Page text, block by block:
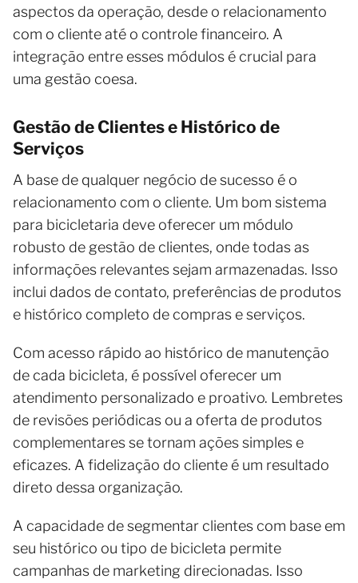
aspectos da operação, desde o relacionamento
com o cliente até o controle financeiro. A
integração entre esses módulos é crucial para
uma gestão coesa.
Gestão de Clientes e Histórico de
Serviços
A base de qualquer negócio de sucesso é o
relacionamento com o cliente. Um bom sistema
para bicicletaria deve oferecer um módulo
robusto de gestão de clientes, onde todas as
informações relevantes sejam armazenadas. Isso
inclui dados de contato, preferências de produtos
e histórico completo de compras e serviços.
Com acesso rápido ao histórico de manutenção
de cada bicicleta, é possível oferecer um
atendimento personalizado e proativo. Lembretes
de revisões periódicas ou a oferta de produtos
complementares se tornam ações simples e
eficazes. A fidelização do cliente é um resultado
direto dessa organização.
A capacidade de segmentar clientes com base em
seu histórico ou tipo de bicicleta permite
campanhas de marketing direcionadas. Isso